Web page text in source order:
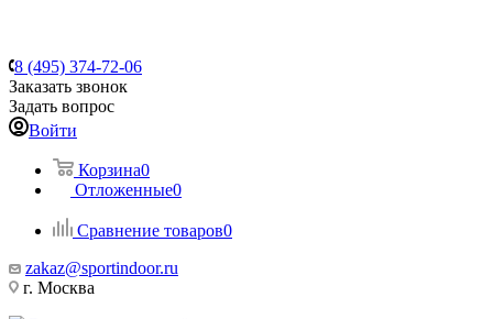
8 (495) 374-72-06
Заказать звонок
Задать вопрос
Войти
Корзина0
Отложенные0
Сравнение товаров0
zakaz@sportindoor.ru
г. Москва